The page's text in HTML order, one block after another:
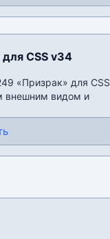
CSS v34
«Призрак» для CSS
внешним видом и